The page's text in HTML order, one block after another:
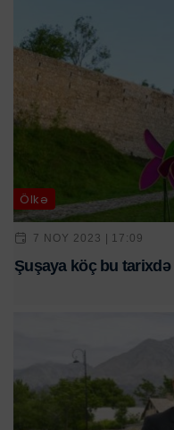
Ölkə
7 NOY 2023 | 17:09
Şuşaya köç bu